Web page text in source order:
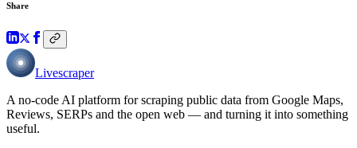
Share
Livescraper
A no-code AI platform for scraping public data from Google Maps,
Reviews, SERPs and the open web — and turning it into something
useful.